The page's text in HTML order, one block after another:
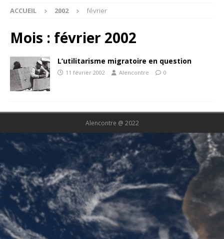
ACCUEIL 2002 février
Mois : février 2002
L’utilitarisme migratoire en question
11 février 2002 Alencontre 0
Alencontre @ 2022